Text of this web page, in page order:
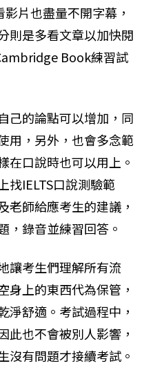
片也盡量不開字幕，
則是多看文章以加快閱
Book練習試
己的論點可以增加，同
用，另外，也會多念範
在口說時也可以用上。
找IELTS口說測驗範
老師給應考生的建議，
，錄音並練習回答。
讓考生們理解所有流
身上的東西代為保管，
淨舒適。考試過程中，
此也不會被別人影響，
沒有問題才接續考試。